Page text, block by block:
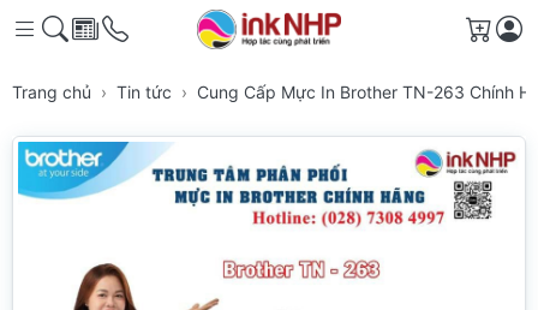
Giỏ
Trang chủ Tin tức Cung Cấp Mực In Brother TN-263 Chính